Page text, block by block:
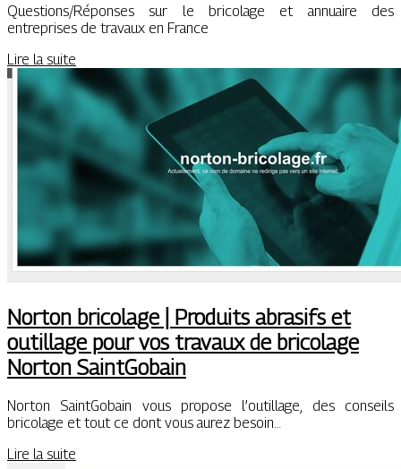
Questions/Réponses sur le bricolage et annuaire des
entreprises de travaux en France
Lire la suite
Norton bricolage | Produits abrasifs et
outillage pour vos travaux de bricolage
Norton SaintGobain
Norton SaintGobain vous propose l’outillage, des conseils
bricolage et tout ce dont vous aurez besoin…
Lire la suite